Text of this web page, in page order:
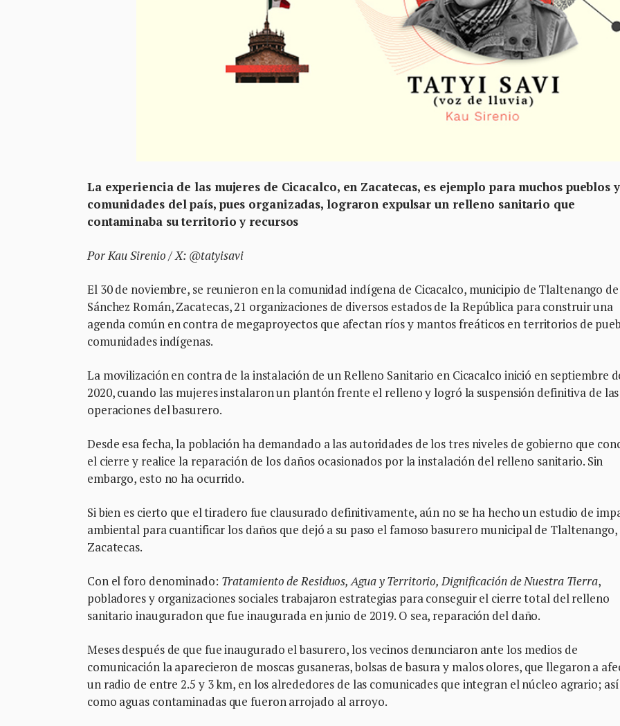
La experiencia de las mujeres de Cicacalco, en Zacatecas, es ejemplo para muchos pueblos y
comunidades del país, pues organizadas, lograron expulsar un relleno sanitario que
contaminaba su territorio y recursos
Por Kau Sirenio / X: @tatyisavi
El 30 de noviembre, se reunieron en la comunidad indígena de Cicacalco, municipio de Tlaltenango de
Sánchez Román, Zacatecas, 21 organizaciones de diversos estados de la República para construir una
agenda común en contra de megaproyectos que afectan ríos y mantos freáticos en territorios de
comunidades indígenas.
La movilización en contra de la instalación de un Relleno Sanitario en Cicacalco inició en septiembre
2020, cuando las mujeres instalaron un plantón frente el relleno y logró la suspensión definitiva de las
operaciones del basurero.
Desde esa fecha, la población ha demandado a las autoridades de los tres niveles de gobierno que
el cierre y realice la reparación de los daños ocasionados por la instalación del relleno sanitario. Sin
embargo, esto no ha ocurrido.
Si bien es cierto que el tiradero fue clausurado definitivamente, aún no se ha hecho un estudio de
ambiental para cuantificar los daños que dejó a su paso el famoso basurero municipal de Tlaltenango,
Zacatecas.
Con el foro denominado: Tratamiento de Residuos, Agua y Territorio, Dignificación de Nuestra Tierra,
pobladores y organizaciones sociales trabajaron estrategias para conseguir el cierre total del relleno
sanitario inauguradon que fue inaugurada en junio de 2019. O sea, reparación del daño.
Meses después de que fue inaugurado el basurero, los vecinos denunciaron ante los medios de
comunicación la aparecieron de moscas gusaneras, bolsas de basura y malos olores, que llegaron a
un radio de entre 2.5 y 3 km, en los alrededores de las comunicades que integran el núcleo agrario; así
como aguas contaminadas que fueron arrojado al arroyo.